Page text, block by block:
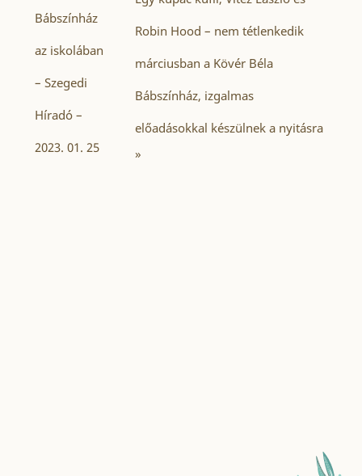
Bábszínház
az iskolában
– Szegedi
Híradó –
2023. 01. 25
Robin Hood – nem tétlenkedik
márciusban a Kövér Béla
Bábszínház, izgalmas
előadásokkal készülnek a nyitásra
»